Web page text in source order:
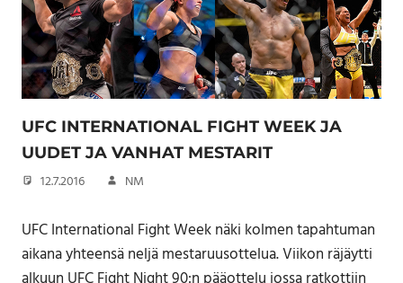
UFC INTERNATIONAL FIGHT WEEK JA
UUDET JA VANHAT MESTARIT
12.7.2016 NM
UFC International Fight Week näki kolmen tapahtuman
aikana yhteensä neljä mestaruusottelua. Viikon räjäytti